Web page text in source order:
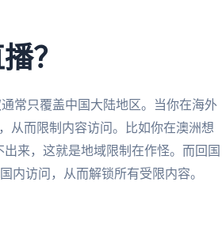
？
常只覆盖中国大陆地区。当你在海外
从而限制内容访问。比如你在澳洲想
来，这就是地域限制在作怪。而回国
内访问，从而解锁所有受限内容。